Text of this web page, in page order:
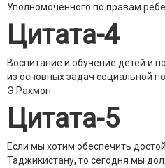
Уполномоченного по правам
Цитата-4
Воспитание и обучение детей и
из основных задач социальной
Э.Рахмон
Цитата-5
Если мы хотим обеспечить
Таджикистану, то сегодня мы